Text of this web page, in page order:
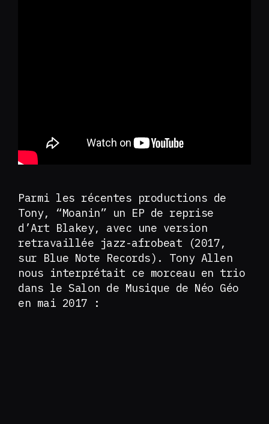
Parmi les récentes productions de
Tony, “Moanin” un EP de reprise
d’Art Blakey, avec une version
retravaillée jazz-afrobeat (2017,
sur Blue Note Records). Tony Allen
nous interprétait ce morceau en trio
dans le Salon de Musique de Néo Géo
en mai 2017 :